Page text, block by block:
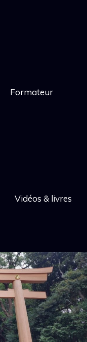
Formateur
Vidéos & livres